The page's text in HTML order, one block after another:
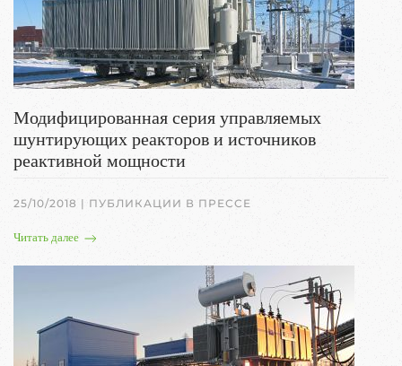
Модифицированная серия управляемых
шунтирующих реакторов и источников
реактивной мощности
25/10/2018 | ПУБЛИКАЦИИ В ПРЕССЕ
Читать далее